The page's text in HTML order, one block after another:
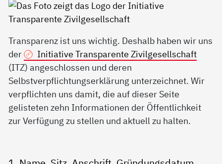
Transparenz ist uns wichtig. Deshalb haben wir uns
der
Initiative Transparente Zivilgesellschaft
(ITZ) angeschlossen und deren
Selbstverpflichtungserklärung unterzeichnet. Wir
verpflichten uns damit, die auf dieser Seite
gelisteten zehn Informationen der Öffentlichkeit
zur Verfügung zu stellen und aktuell zu halten.